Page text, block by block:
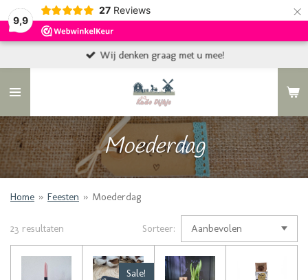
9,9
27 Reviews ×
Wij denken graag met u mee!
Moederdag
Home » Feesten » Moederdag
23 resultaten Sorteer:
Sale!